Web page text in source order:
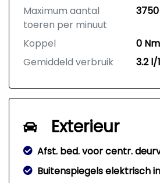
Maximum aantal
toeren per minuut
3750
Koppel
0 Nm
Gemiddeld verbruik
3.2
Exterieur
Afst. bed. voor centr.
Buitenspiegels elektrisch